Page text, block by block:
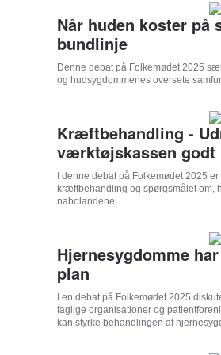
Når huden koster på
bundlinje
Denne debat på Folkemødet 2025
og hudsygdommenes oversete
Kræftbehandling -
værktøjskassen godt
I denne debat på Folkemødet 2025
kræftbehandling og spørgsmålet om,
nabolandene.
Hjernesygdomme
plan
I en debat på Folkemødet 2025
faglige organisationer og
kan styrke behandlingen af